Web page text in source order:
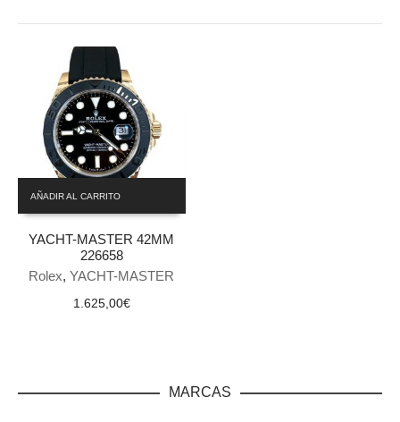
AÑADIR AL CARRITO
YACHT-MASTER 42MM
226658
Rolex,YACHT-MASTER
1.625,00€
MARCAS